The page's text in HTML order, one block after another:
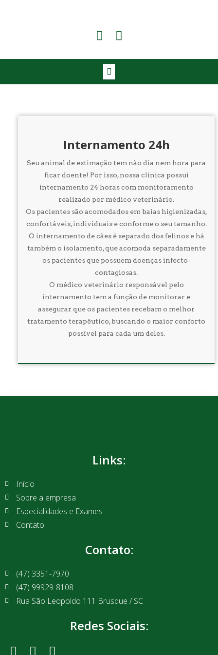
Internamento 24h
Seu animal de estimação tem não dia nem hora para
ficar doente! Por isso, nossa clínica possui
internamento 24 horas com monitoramento
realizado por médico veterinário.
Os pacientes são acomodados em baias higienizadas,
confortáveis, individuais e conforme o seu tamanho.
O internamento de cães é separado dos felinos e há
também o isolamento, que acomoda separadamente
os pacientes que possuem doenças infecto-
contagiosas.
O médico veterinário responsável pelo
internamento tem a função de monitorar e
assegurar que os pacientes recebam o melhor
tratamento terapêutico, buscando o maior conforto
possível para cada um deles.
Links:
Início
Sobre a empresa
Especialidades e Exames
Contato
Contato:
(47) 3351-7970
(47) 99929-8108
Rua São Leopoldo 111 Brusque / SC
Redes Sociais: